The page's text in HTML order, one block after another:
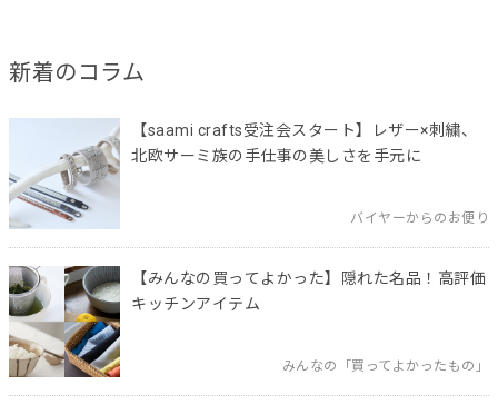
新着のコラム
【saami crafts受注会スタート】レザー×刺繍、
北欧サーミ族の手仕事の美しさを手元に
バイヤーからのお便り
【みんなの買ってよかった】隠れた名品！高評価
キッチンアイテム
みんなの「買ってよかったもの」